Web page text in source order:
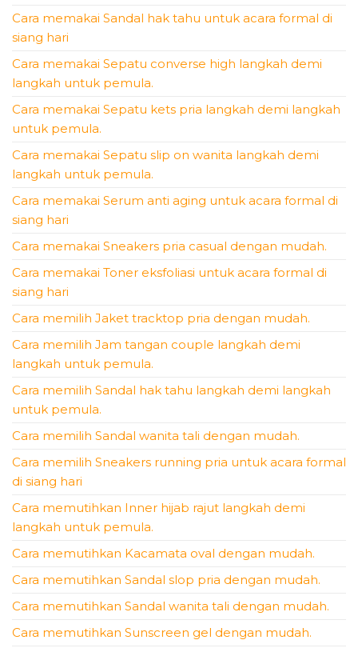
Cara memakai Sandal hak tahu untuk acara formal di
siang hari
Cara memakai Sepatu converse high langkah demi
langkah untuk pemula.
Cara memakai Sepatu kets pria langkah demi langkah
untuk pemula.
Cara memakai Sepatu slip on wanita langkah demi
langkah untuk pemula.
Cara memakai Serum anti aging untuk acara formal di
siang hari
Cara memakai Sneakers pria casual dengan mudah.
Cara memakai Toner eksfoliasi untuk acara formal di
siang hari
Cara memilih Jaket tracktop pria dengan mudah.
Cara memilih Jam tangan couple langkah demi
langkah untuk pemula.
Cara memilih Sandal hak tahu langkah demi langkah
untuk pemula.
Cara memilih Sandal wanita tali dengan mudah.
Cara memilih Sneakers running pria untuk acara formal
di siang hari
Cara memutihkan Inner hijab rajut langkah demi
langkah untuk pemula.
Cara memutihkan Kacamata oval dengan mudah.
Cara memutihkan Sandal slop pria dengan mudah.
Cara memutihkan Sandal wanita tali dengan mudah.
Cara memutihkan Sunscreen gel dengan mudah.